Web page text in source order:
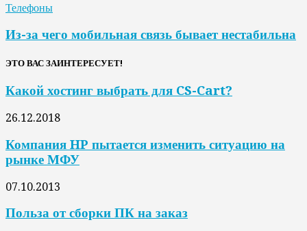
Телефоны
Из-за чего мобильная связь бывает нестабильна
ЭТО ВАС ЗАИНТЕРЕСУЕТ!
Какой хостинг выбрать для CS-Cart?
26.12.2018
Компания HP пытается изменить ситуацию на
рынке МФУ
07.10.2013
Польза от сборки ПК на заказ